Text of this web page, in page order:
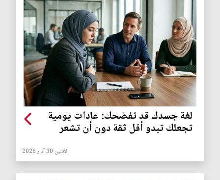
لغة جسدك قد تفضحك: عادات يومية
تجعلك تبدو أقل ثقة دون أن تشعر
الأثنين 30 آذار 2026